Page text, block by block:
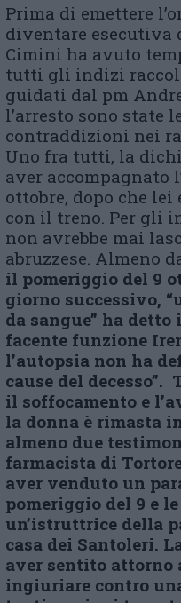
Prima di emettere
diventare esecutiva
Cimini ha avuto
tutti gli indizi
guidati dal pm
l’arresto sono state
contraddizioni nei
Uno fra tutti, la
aver accompagnato
ottobre, dopo che
con il treno. Per gli
non avrebbe mai
abruzzese. Almeno
il pomeriggio del 9
giorno successivo,
da sangue” ha
facente funzione
l’autopsia non ha
cause del
il soffocamento e
la donna è rimasta
almeno due
farmacista di
aver venduto un
pomeriggio del 9 e
un’istruttrice della
casa dei Santoleri.
aver sentito attorno
ingiuriare contro